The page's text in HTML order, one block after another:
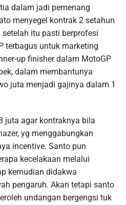
dalam jadi pemenang
menyegel kontrak 2 setahun
setelah itu pasti berprofesi
terbagus untuk marketing
up finisher dalam MotoGP
dalam membantunya
juta menjadi gajinya dalam 1
juta agar kontraknya bila
yg menggabungkan
incentive. Santo pun
kecelakaan melalui
kemudian didakwa
pengaruh. Akan tetapi santo
undangan bergengsi tuk